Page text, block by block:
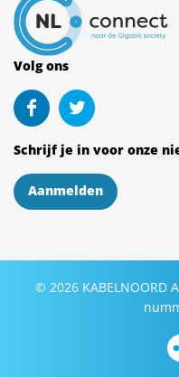
Volg ons
Schrijf je in voor onze
Aanmelden
© 2026 KABELNOORD